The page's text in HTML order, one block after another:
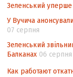
Зеленський
У Вучича
07 серпня
Зеленський
Балканах 06 серпня
Как работают